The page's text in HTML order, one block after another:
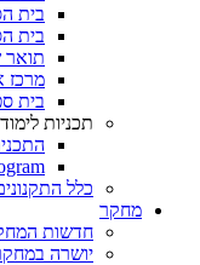
בית
בית
תואר
מרכז
בית
תכניות
כלל
מחקר
חדשות
יושרה